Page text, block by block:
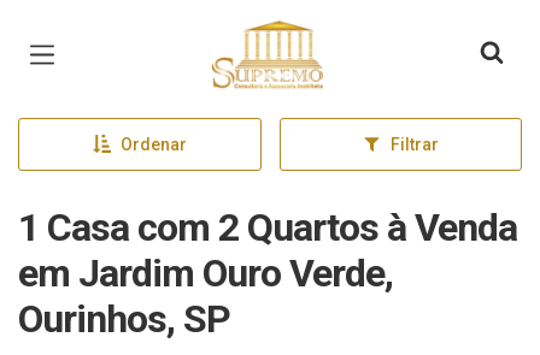
Página inicial
Ordenar Filtrar
1 Casa com 2 Quartos à Venda
em Jardim Ouro Verde,
Ourinhos, SP